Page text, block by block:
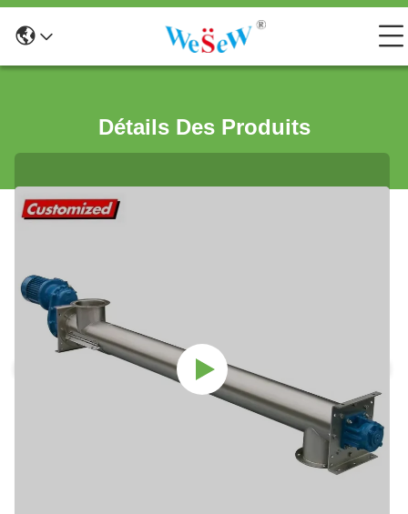
Détails Des Produits